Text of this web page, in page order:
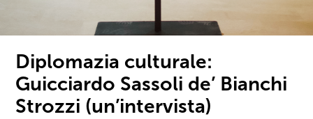
Diplomazia culturale:
Guicciardo Sassoli de’ Bianchi
Strozzi (un’intervista)